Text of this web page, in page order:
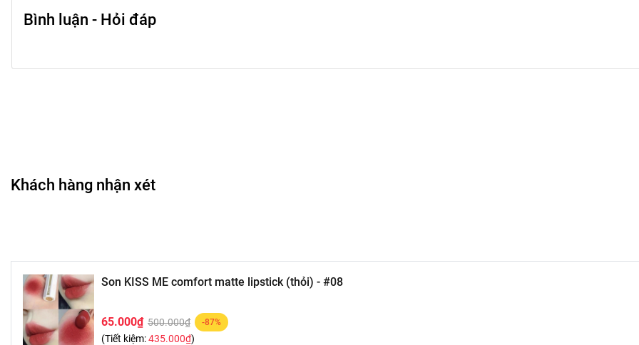
Bình luận - Hỏi đáp
Khách hàng nhận xét
Son KISS ME comfort matte lipstick (thỏi) - #08
65.000₫ 500.000₫ -87%
(Tiết kiệm:435.000₫)